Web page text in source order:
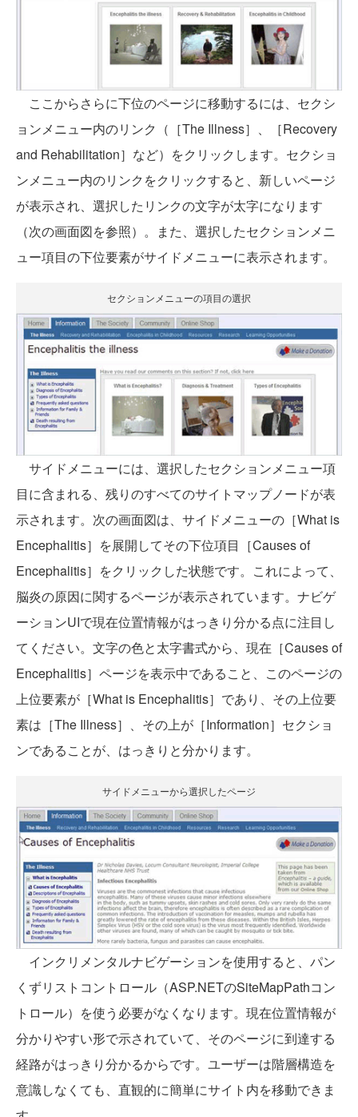
ここからさらに下位のページに移動するには、セクシ
ョンメニュー内のリンク（［The Illness］、［Recovery
and Rehabilitation］など）をクリックします。セクショ
ンメニュー内のリンクをクリックすると、新しいページ
が表示され、選択したリンクの文字が太字になります
（次の画面図を参照）。また、選択したセクションメニ
ュー項目の下位要素がサイドメニューに表示されます。
セクションメニューの項目の選択
サイドメニューには、選択したセクションメニュー項
目に含まれる、残りのすべてのサイトマップノードが表
示されます。次の画面図は、サイドメニューの［What is
Encephalitis］を展開してその下位項目［Causes of
Encephalitis］をクリックした状態です。これによって、
脳炎の原因に関するページが表示されています。ナビゲ
ーションUIで現在位置情報がはっきり分かる点に注目し
てください。文字の色と太字書式から、現在［Causes of
Encephalitis］ページを表示中であること、このページの
上位要素が［What is Encephalitis］であり、その上位要
素は［The Illness］、その上が［Information］セクショ
ンであることが、はっきりと分かります。
サイドメニューから選択したページ
インクリメンタルナビゲーションを使用すると、パン
くずリストコントロール（ASP.NETのSiteMapPathコン
トロール）を使う必要がなくなります。現在位置情報が
分かりやすい形で示されていて、そのページに到達する
経路がはっきり分かるからです。ユーザーは階層構造を
意識しなくても、直観的に簡単にサイト内を移動できま